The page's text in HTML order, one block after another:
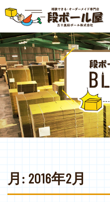
p
t
o
m
a
i
n
c
o
n
e
n
t
月:2016年2月